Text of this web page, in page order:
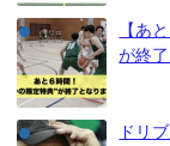
【あ
が終了
ドリ